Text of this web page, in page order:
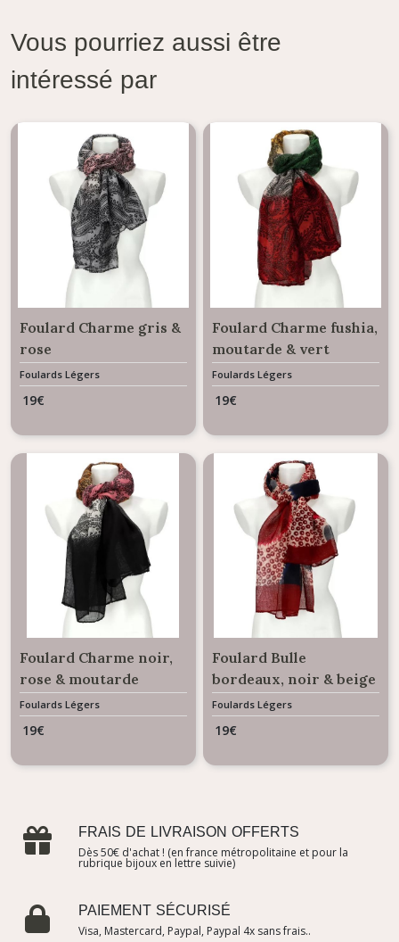
Vous pourriez aussi être
intéressé par
Foulard Charme gris &
rose
Foulards Légers
19€
Foulard Charme fushia,
moutarde & vert
Foulards Légers
19€
Foulard Charme noir,
rose & moutarde
Foulards Légers
19€
Foulard Bulle
bordeaux, noir & beige
Foulards Légers
19€
FRAIS DE LIVRAISON OFFERTS
Dès 50€ d'achat ! (en france métropolitaine et pour la
rubrique bijoux en lettre suivie)
PAIEMENT SÉCURISÉ
Visa, Mastercard, Paypal, Paypal 4x sans frais..